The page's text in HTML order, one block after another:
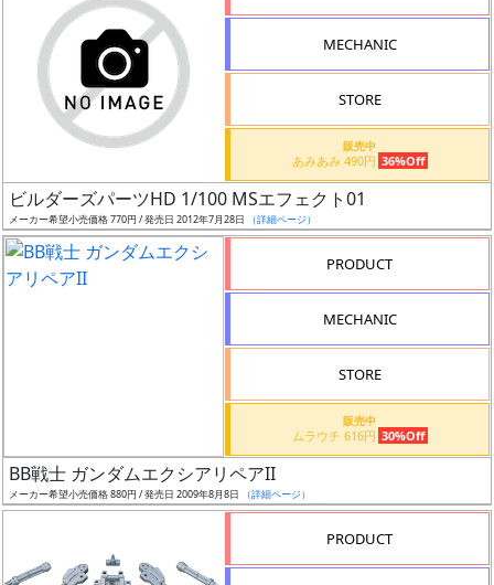
割
引
MECHANIC
STORE
販売中
あみあみ 490円 36%Off
ビルダーズパーツHD 1/100 MSエフェクト01
メーカー希望小売価格 770円 / 発売日 2012年7月28日 （詳細ページ）
PRODUCT
MECHANIC
STORE
販売中
ムラウチ 616円 30%Off
BB戦士 ガンダムエクシアリペアII
メーカー希望小売価格 880円 / 発売日 2009年8月8日 （詳細ページ）
PRODUCT